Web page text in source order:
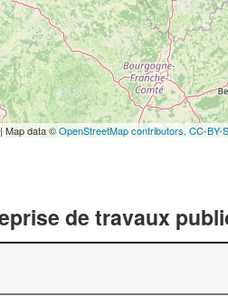
| Map data ©OpenStreetMap contributors, CC-BY-
de travaux